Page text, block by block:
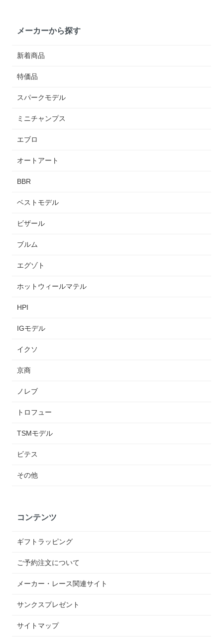
メーカーから探す
新着商品
特価品
スパークモデル
ミニチャンプス
エブロ
オートアート
BBR
ベストモデル
ビザール
ブルム
エグゾト
ホットウィールマテル
HPI
IGモデル
イクソ
京商
ノレブ
トロフュー
TSMモデル
ビテス
その他
コンテンツ
ギフトラッピング
ご予約注文について
メーカー・レース関連サイト
サンクスプレゼント
サイトマップ